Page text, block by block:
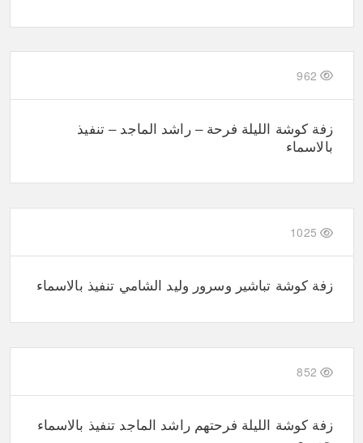
962
زفة كوشة الليلة فرحة – راشد الماجد – تنفيذ
بالاسماء
1025
زفة كوشة تباشير وسرور وليد الشامي تنفيذ بالاسماء
852
زفة كوشة الليلة فرحتهم راشد الماجد تنفيذ بالاسماء